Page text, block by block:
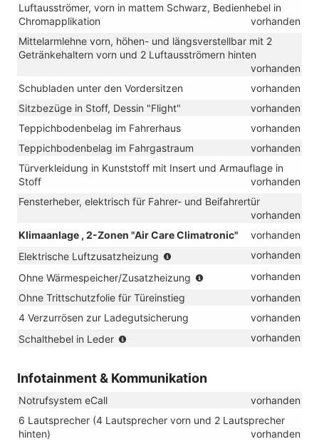
Luftausströmer, vorn in mattem Schwarz, Bedienhebel in
Chromapplikation
vorhanden
Mittelarmlehne vorn, höhen- und längsverstellbar mit 2
Getränkehaltern vorn und 2 Luftausströmern hinten
vorhanden
Schubladen unter den Vordersitzen
vorhanden
Sitzbezüge in Stoff, Dessin "Flight"
vorhanden
Teppichbodenbelag im Fahrerhaus
vorhanden
Teppichbodenbelag im Fahrgastraum
vorhanden
Türverkleidung in Kunststoff mit Insert und Armauflage in
Stoff
vorhanden
Fensterheber, elektrisch für Fahrer- und Beifahrertür
vorhanden
Klimaanlage , 2-Zonen "Air Care Climatronic"
vorhanden
Elektrische Luftzusatzheizung
Verbindung
mit
vorhanden
Ohne Wärmespeicher/Zusatzheizung
Verbindung
vorhanden
Ohne Trittschutzfolie für Türeinstieg
vorhanden
4 Verzurrösen zur Ladegutsicherung
vorhanden
Schalthebel in Leder
vorhanden
Infotainment & Kommunikation
Notrufsystem eCall
vorhanden
6 Lautsprecher (4 Lautsprecher vorn und 2 Lautsprecher
hinten)
vorhanden